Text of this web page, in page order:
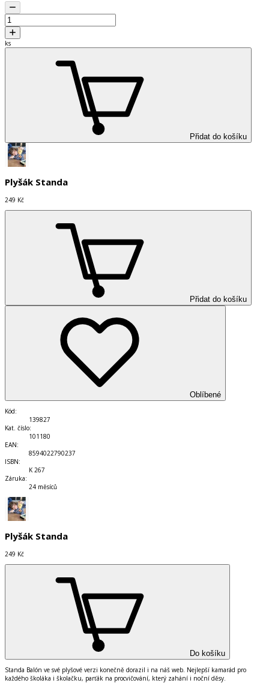
ks
Přidat do košíku
Plyšák Standa
249 Kč
Přidat do košíku
Oblíbené
Kód:
139827
Kat. číslo:
101180
EAN:
8594022790237
ISBN:
K 267
Záruka:
24 měsíců
Plyšák Standa
249 Kč
Do košíku
Standa Balón ve své plyšové verzi konečně dorazil i na náš web. Nejlepší kamarád pro
každého školáka i školačku, parťák na procvičování, který zahání i noční děsy.